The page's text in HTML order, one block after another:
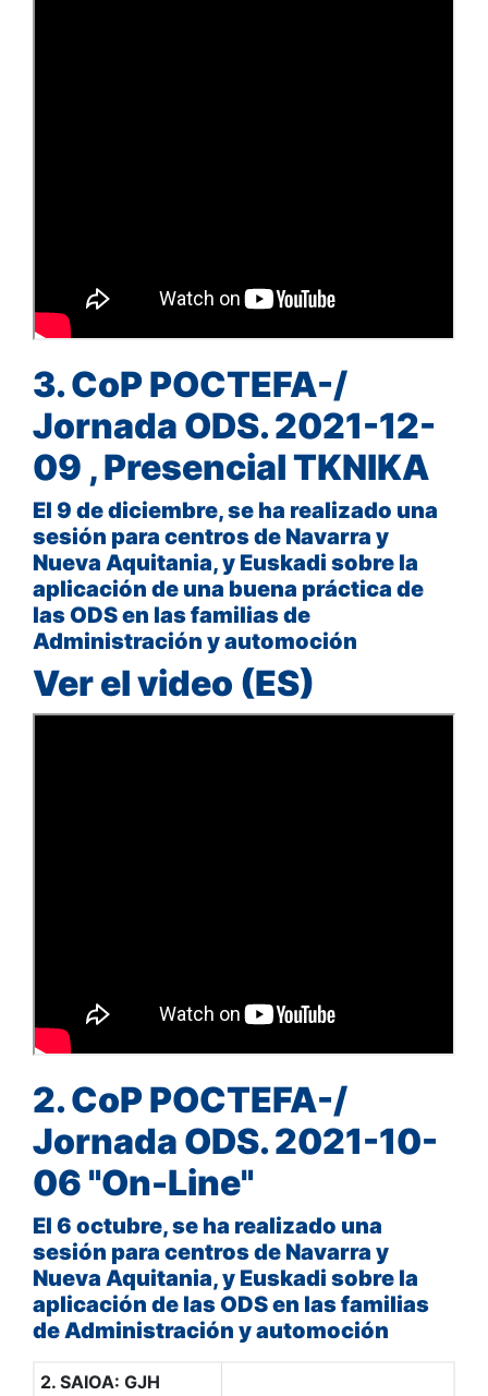
3. CoP POCTEFA-/
Jornada ODS. 2021-12-
09 , Presencial TKNIKA
El 9 de diciembre, se ha realizado una
sesión para centros de Navarra y
Nueva Aquitania, y Euskadi sobre la
aplicación de una buena práctica de
las ODS en las familias de
Administración y automoción
Ver el video (ES)
2. CoP POCTEFA-/
Jornada ODS. 2021-10-
06 "On-Line"
El 6 octubre, se ha realizado una
sesión para centros de Navarra y
Nueva Aquitania, y Euskadi sobre la
aplicación de las ODS en las familias
de Administración y automoción
2. SAIOA: GJH